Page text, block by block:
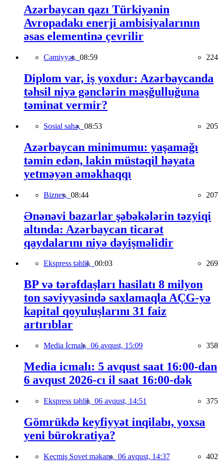
Azərbaycan qazı Türkiyənin
Avropadakı enerji ambisiyalarının
əsas elementinə çevrilir
Cəmiyyət, 08:59 224
Diplom var, iş yoxdur: Azərbaycanda
təhsil niyə gənclərin məşğulluğuna
təminat vermir?
Sosial sahə, 08:53 205
Azərbaycan minimumu: yaşamağı
təmin edən, lakin müstəqil həyata
yetməyən əməkhaqqı
Biznes, 08:44 207
Ənənəvi bazarlar şəbəkələrin təzyiqi
altında: Azərbaycan ticarət
qaydalarını niyə dəyişməlidir
Ekspress təhlil, 00:03 269
BP və tərəfdaşları hasilatı 8 milyon
ton səviyyəsində saxlamaqla AÇG-yə
kapital qoyuluşlarını 31 faiz
artırıblar
Media İcmalı, 06 avqust, 15:09 358
Media icmalı: 5 avqust saat 16:00-dan
6 avqust 2026-cı il saat 16:00-dək
Ekspress təhlil, 06 avqust, 14:51 375
Gömrükdə keyfiyyət inqilabı, yoxsa
yeni bürokratiya?
Keçmiş Sovet məkanı, 06 avqust, 14:37 402